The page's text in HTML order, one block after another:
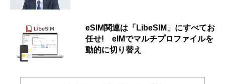
eSIM関連は「LibeSIM」にすべてお
任せ! eIMでマルチプロファイルを
動的に切り替え